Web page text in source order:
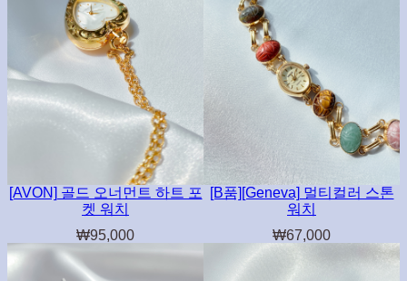
[AVON] 골드 오너먼트 하트 포
켓 워치
₩95,000
[B품][Geneva] 멀티컬러 스톤
워치
₩67,000